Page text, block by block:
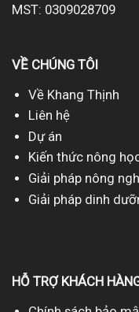
MST: 0309028709
VỀ CHÚNG TÔI
Về Khang Thịnh
Liên hệ
Dự án
Kiến thức nông
Giải pháp nông
Giải pháp dinh
HỖ TRỢ KHÁCH